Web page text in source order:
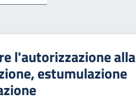
l'autorizzazione alla
estumulazione